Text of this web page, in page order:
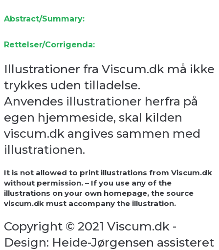
Abstract/Summary:
Rettelser/Corrigenda:
Illustrationer fra Viscum.dk må ikke
trykkes uden tilladelse.
Anvendes illustrationer herfra på
egen hjemmeside, skal kilden
viscum.dk angives sammen med
illustrationen.
It is not allowed to print illustrations from Viscum.dk
without permission. – If you use any of the
illustrations on your own homepage, the source
viscum.dk must accompany the illustration.
Copyright © 2021 Viscum.dk -
Design: Heide-Jørgensen assisteret